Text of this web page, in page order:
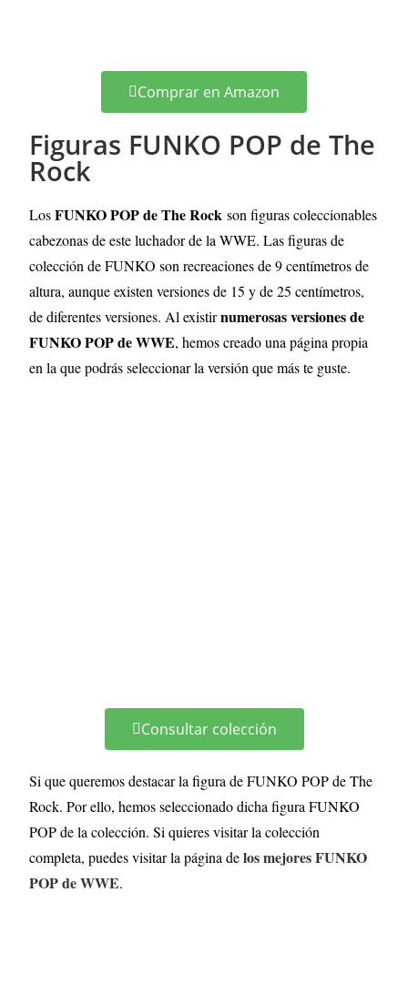
Comprar en Amazon
Figuras FUNKO POP de The
Rock
LosFUNKO POP de The Rockson figuras coleccionables
cabezonas de este luchador de la WWE. Las figuras de
colección de FUNKO son recreaciones de 9 centímetros de
altura, aunque existen versiones de 15 y de 25 centímetros,
de diferentes versiones. Al existirnumerosas versiones de
FUNKO POP de WWE, hemos creado una página propia
en la que podrás seleccionar la versión que más te guste.
Consultar colección
Si que queremos destacar la figura de FUNKO POP de The
Rock. Por ello, hemos seleccionado dicha figura FUNKO
POP de la colección. Si quieres visitar la colección
completa, puedes visitar la página delos mejores FUNKO
POP de WWE.